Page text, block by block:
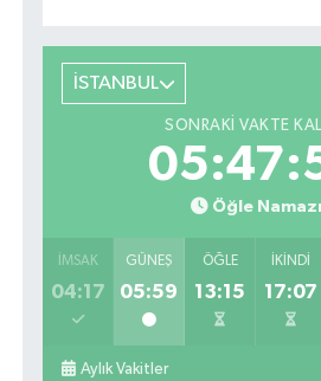
İSTANBUL
SONRAKI VAKTE
Öğle Namazı
İMSAK
04:17
GÜNEŞ
05:59
ÖĞLE
13:15
İKINDI
17:07
Aylık Vakitler